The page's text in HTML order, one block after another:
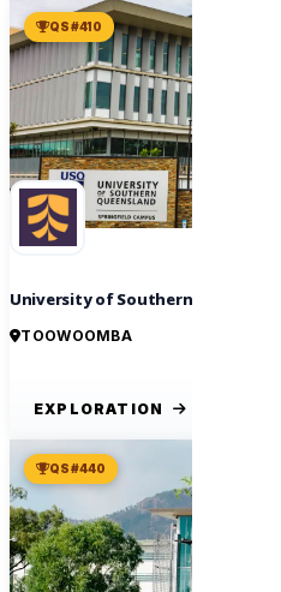
QS #410
University of Southern Queensland
TOOWOOMBA
EXPLORATION
QS #440